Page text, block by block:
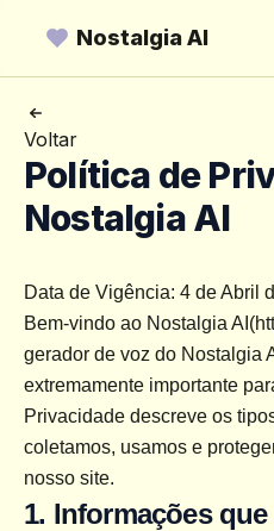
Nostalgia AI
Voltar
Política de
Nostalgia AI
Data de Vigência: 4 de Abril
Bem-vindo ao Nostalgia
gerador de voz do Nostalgia
extremamente importante
Privacidade descreve os
coletamos, usamos e
nosso site.
1. Informações